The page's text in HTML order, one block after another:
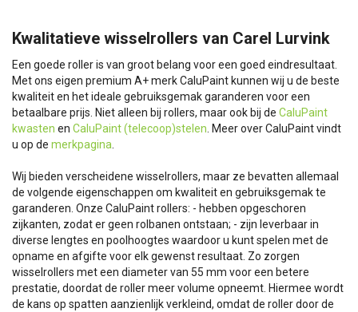
Kwalitatieve wisselrollers van Carel Lurvink
Een goede roller is van groot belang voor een goed eindresultaat.
Met ons eigen premium A+ merk CaluPaint kunnen wij u de beste
kwaliteit en het ideale gebruiksgemak garanderen voor een
betaalbare prijs. Niet alleen bij rollers, maar ook bij de CaluPaint
kwasten en CaluPaint (telecoop)stelen . Meer over CaluPaint vindt
u op de merkpagina
Wij bieden verscheidene wisselrollers, maar ze bevatten allemaal
de volgende eigenschappen om kwaliteit en gebruiksgemak te
garanderen. Onze CaluPaint rollers: - hebben opgeschoren
zijkanten, zodat er geen rolbanen ontstaan; - zijn leverbaar in
diverse lengtes en poolhoogtes waardoor u kunt spelen met de
opname en afgifte voor elk gewenst resultaat. Zo zorgen
wisselrollers met een diameter van 55 mm voor een betere
prestatie, doordat de roller meer volume opneemt. Hiermee wordt
de kans op spatten aanzienlijk verkleind, omdat de roller door de